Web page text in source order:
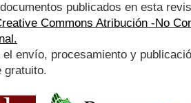
publicados en esta
Commons Atribución -No
el envío, procesamiento y
gratuito.